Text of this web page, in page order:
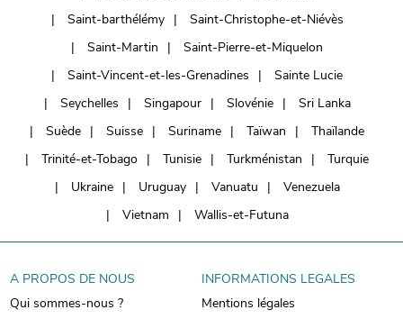
Saint-barthélémy
Saint-Christophe-et-Niévès
Saint-Martin
Saint-Pierre-et-Miquelon
Saint-Vincent-et-les-Grenadines
Sainte Lucie
Seychelles
Singapour Slovénie
Sri Lanka
Suède
Suisse Suriname Taïwan
Thaïlande
Trinité-et-Tobago
Tunisie Turkménistan
Turquie
Ukraine
Uruguay Vanuatu
Venezuela
Vietnam
Wallis-et-Futuna
A PROPOS DE NOUS
Qui sommes-nous ?
INFORMATIONS LEGALES
Mentions légales